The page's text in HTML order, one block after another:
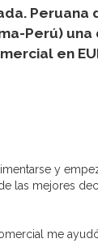
Peruana
Perú)
en
y
las mejores
me